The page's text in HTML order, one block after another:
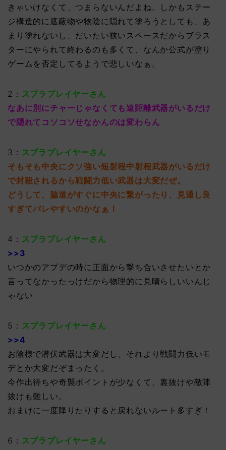
きゃいけなくて、つまらないんだよね。しかもステー
ジ構造的に遮蔽物や物陰に隠れて塗ろうとしても、あ
まり塗れないし、だいたい狭いスペースだからブラス
ターにやられて終わるのも多くて、なんか公式が塗り
ゲームを否定してるようで悲しいなぁ。
2： スプラプレイヤーさん
なあに別にチャーじゃなくても遠距離武器がいるだけ
で隠れてコソコソせなかんのは変わらん
3： スプラプレイヤーさん
そもそも中央にクソ強い短射程中射程武器がいるだけ
で封殺されるから戦闘力低い武器は大変だぜ。
どうして、脇道がすぐに中央に繋がったり、見通し良
すぎてバレやすいのかなぁ！
4： スプラプレイヤーさん
>>3
いつかのアプデの時に正面から撃ち合いさせたいとか
言ってなかったっけだから物理的に見晴らしいいんじ
ゃない
5： スプラプレイヤーさん
>>4
お陰様で潜伏武器は大変だし、それより戦闘力低いモ
デとか大変だぞまったく。
今作出待ちや奇襲ポイントが少なくて、裏抜けや敵陣
抜けも難しい。
おまけに一度降りたりすると戻れないルート多すぎ！
6： スプラプレイヤーさん